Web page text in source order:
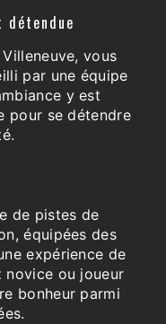
détendue
vous
par une équipe
y est
pour se détendre
de pistes de
équipées des
expérience de
novice ou joueur
bonheur parmi